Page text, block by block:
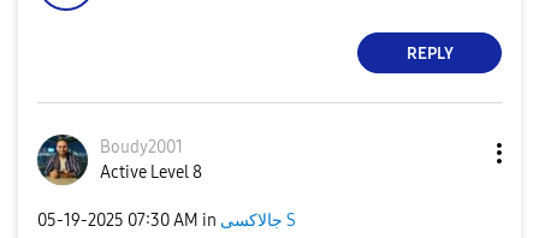
REPLY
Boudy2001
Active Level 8
‎05-19-2025 07:30 AM in جالاكسى S